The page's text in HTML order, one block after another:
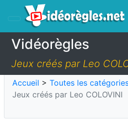
Vidéorègles
Jeux créés par Leo
Accueil > Toutes les
Jeux créés par Leo COLOVINI